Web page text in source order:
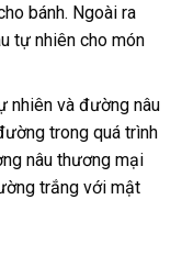
bánh. Ngoài ra
tự nhiên cho món
nhiên và đường nâu
trong quá trình
nâu thương mại
trắng với mật